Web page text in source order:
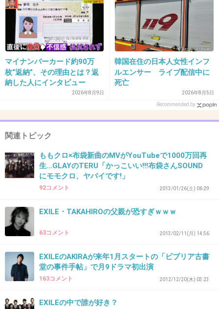
26. 匿名2012/12/14(金) 00:02:02
お誕生日おめでとうございます(*･ω･*）
わたしはヒデが亡くなった
聞きたいです。聞こうと思います。
Xの全盛期に生まれていて、
XJAPANと一緒に青春を
歩みたかったです。 当たり前だけど、
それももう叶わないんですね…
+9
27. 匿名2012/12/14(金) 00:12:58
〉〉26
そっかー。
者だな。
マイナンバーカード約90万
枚“返納”、その理由とは？返
納した人にインタビュー
2026年8月9日
韓国在住の日本人女性インフ
ルエンサー ライブ配信中に
死亡
2026年8月5日
Recommended by
関連トピック
ももクロ×布袋新曲のMVがYouTubeで1000万回再
生…GLAYのTERU「かっこいい!!!布袋さんSOUND
にモモクロ、ヤバイです!」
92コメント 2013/01/26(土) 06:29
EXILE・TAKAHIROの父親が恐すぎｗｗｗ
63コメント 2013/02/11(月) 14:56
EXILEのAKIRAが来年1月スタートの「ビブリア古書
堂の事件手帖」で月9ドラマ初出演
163コメント 2012/12/20(木) 03:23
EXILEの中で誰が好き？